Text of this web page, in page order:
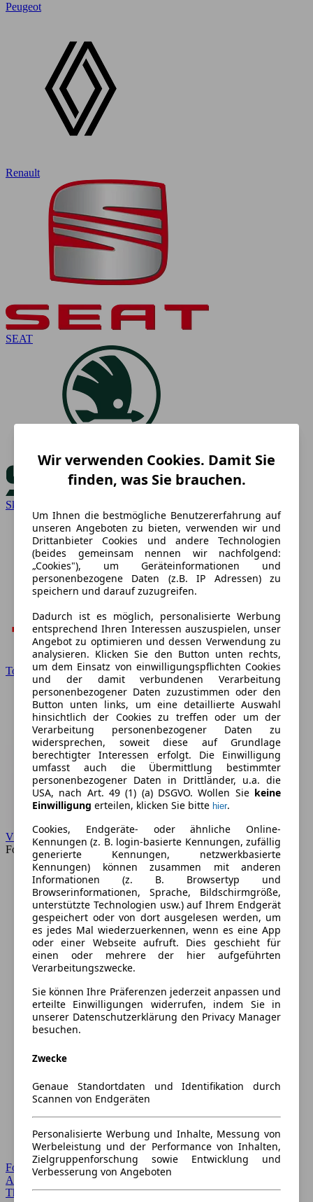
Peugeot
Renault
SEAT
Skoda
Toyota
VW
Forum
Forum Startseite
Alle Auto-Foren
Themen-Forum
Wir verwenden Cookies. Damit Sie
finden, was Sie brauchen.
Um Ihnen die bestmögliche Benutzererfahrung auf
unseren Angeboten zu bieten, verwenden wir und
Drittanbieter Cookies und andere Technologien
(beides gemeinsam nennen wir nachfolgend:
„Cookies"), um Geräteinformationen und
personenbezogene Daten (z.B. IP Adressen) zu
speichern und darauf zuzugreifen.
Dadurch ist es möglich, personalisierte Werbung
entsprechend Ihren Interessen auszuspielen, unser
Angebot zu optimieren und dessen Verwendung zu
analysieren. Klicken Sie den Button unten rechts,
um dem Einsatz von einwilligungspflichten Cookies
und der damit verbundenen Verarbeitung
personenbezogener Daten zuzustimmen oder den
Button unten links, um eine detaillierte Auswahl
hinsichtlich der Cookies zu treffen oder um der
Verarbeitung personenbezogener Daten zu
widersprechen, soweit diese auf Grundlage
berechtigter Interessen erfolgt. Die Einwilligung
umfasst auch die Übermittlung bestimmter
personenbezogener Daten in Drittländer, u.a. die
USA, nach Art. 49 (1) (a) DSGVO. Wollen Sie keine
Einwilligung erteilen, klicken Sie bitte hier.
Cookies, Endgeräte- oder ähnliche Online-
Kennungen (z. B. login-basierte Kennungen, zufällig
generierte Kennungen, netzwerkbasierte
Kennungen) können zusammen mit anderen
Informationen (z. B. Browsertyp und
Browserinformationen, Sprache, Bildschirmgröße,
unterstützte Technologien usw.) auf Ihrem Endgerät
gespeichert oder von dort ausgelesen werden, um
es jedes Mal wiederzuerkennen, wenn es eine App
oder einer Webseite aufruft. Dies geschieht für
einen oder mehrere der hier aufgeführten
Verarbeitungszwecke.
Sie können Ihre Präferenzen jederzeit anpassen und
erteilte Einwilligungen widerrufen, indem Sie in
unserer Datenschutzerklärung den Privacy Manager
besuchen.
Zwecke
Genaue Standortdaten und Identifikation durch
Scannen von Endgeräten
Personalisierte Werbung und Inhalte, Messung von
Werbeleistung und der Performance von Inhalten,
Zielgruppenforschung sowie Entwicklung und
Verbesserung von Angeboten